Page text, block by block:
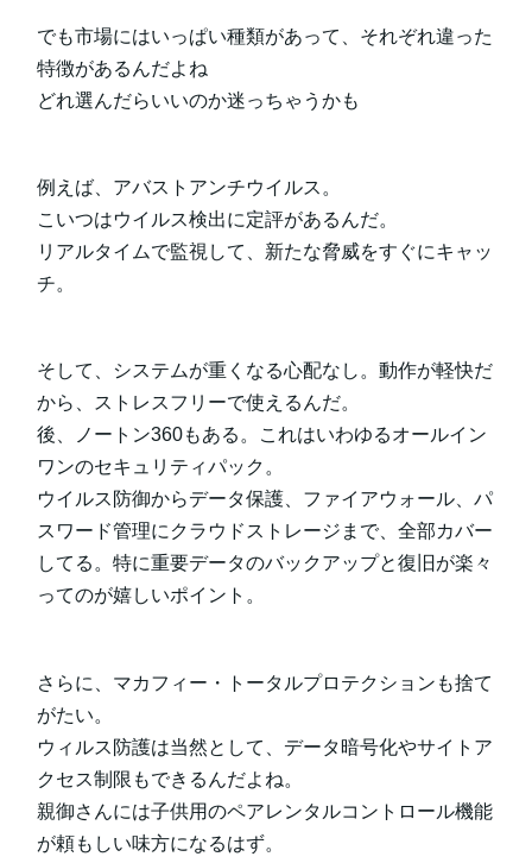
でも市場にはいっぱい種類があって、それぞれ違った
特徴があるんだよね
どれ選んだらいいのか迷っちゃうかも
例えば、アバストアンチウイルス。
こいつはウイルス検出に定評があるんだ。
リアルタイムで監視して、新たな脅威をすぐにキャッ
チ。
そして、システムが重くなる心配なし。動作が軽快だ
から、ストレスフリーで使えるんだ。
後、ノートン360もある。これはいわゆるオールイン
ワンのセキュリティパック。
ウイルス防御からデータ保護、ファイアウォール、パ
スワード管理にクラウドストレージまで、全部カバー
してる。特に重要データのバックアップと復旧が楽々
ってのが嬉しいポイント。
さらに、マカフィー・トータルプロテクションも捨て
がたい。
ウィルス防護は当然として、データ暗号化やサイトア
クセス制限もできるんだよね。
親御さんには子供用のペアレンタルコントロール機能
が頼もしい味方になるはず。